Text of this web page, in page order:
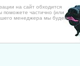
на сайт обходится
поможете частично (или
менеджера мы будем